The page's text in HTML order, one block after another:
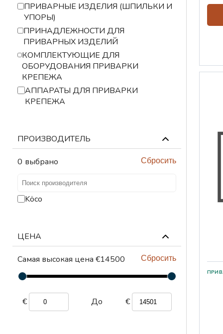
АВТОМАТИЗАЦИЯ
ИНСТРУМЕНТЫ
ТЕХНИЧЕСКАЯ
ХИМИЯ
ПОДЪЕМНЫЕ
УСТРОЙСТВА
ПРИВАРНЫE ИЗДЕЛИЯ (ШПИЛЬКИ И
УПОРЫ)
ПРИНАДЛЕЖНОСТИ ДЛЯ
ПРИВАРНЫХ ИЗДЕЛИЙ
КОМПЛЕКТУЮЩИЕ ДЛЯ
ОБОРУДОВАНИЯ ПРИВАРКИ
КРЕПЕЖА
АППАРАТЫ ДЛЯ ПРИВАРКИ
КРЕПЕЖА
ПРОИЗВОДИТЕЛЬ
0 выбрано Сбросить
Köco
ЦЕНА
Самая высокая цена €14500 Сбросить
€ До €